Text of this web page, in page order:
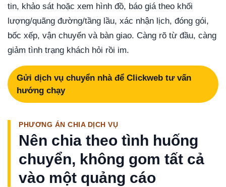
tin, khảo sát hoặc xem hình đồ, báo giá theo khối
lượng/quãng đường/tầng lầu, xác nhận lịch, đóng gói,
bốc xếp, vận chuyển và bàn giao. Càng rõ từ đầu, càng
giảm tình trạng khách hỏi rồi im.
Gửi dịch vụ chuyển nhà để Clickweb tư vấn
hướng chạy
PHƯƠNG ÁN CHIA DỊCH VỤ
Nên chia theo tình huống
chuyển, không gom tất cả
vào một quảng cáo